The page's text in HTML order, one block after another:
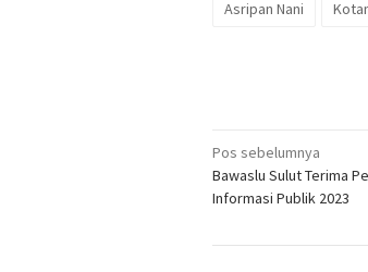
Asripan Nani
Navigasi
pos
Pos sebelumnya
Bawaslu Sulut Terima
Informasi Publik 2023